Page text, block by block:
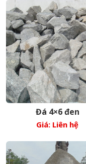
Đá 4×6 đen
Giá: Liên hệ